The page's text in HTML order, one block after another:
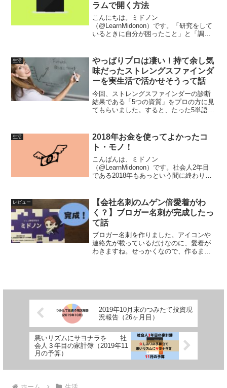
ラムで開く方法
こんにちは。ミドノン
（@LearnMidonon）です。「研究をして
いるときに自分が困ったこと」と「調べ
方法です。どう困ったのか私はシミュレ
ーションを用いて研究をしてい...
生活
やっぱりプロは凄い！持て余し気
味だったストレングスファインダ
ーを実生活で活かせそうって話
今回、ストレングスファインダーの診断
結果である「5つの資質」をプロの方に見
てもらいました。すると、たった5単語の
生活
2018年お金を使ってよかったコ
ト・モノ！
こんばんは、ミドノン
（@LearnMidonon）です。社会人2年目
である2018年もあっという間に終わりそ
いていますよね。「ちょうど良いネタだ
し、自分も書いてみよ...
レビュー
【会社名刺のムゲン倍愛着がわ
く？】ブロガー名刺が完成したっ
て話
ブロガー名刺を作りました。アイコンや
連絡先が載っているだけなのに、愛着が
わきますね。せっかくなので、作るまで
2019年10月末のつみたて投資現
況報告（26ヶ月目）
悪いリズムにサヨナラを……社
会人３年目の家計簿（2019年11
月の予算）